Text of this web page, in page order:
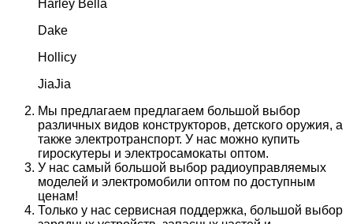
Harley Bella
Dake
Hollicy
JiaJia
Мы предлагаем предлагаем большой выбор
различных видов конструкторов, детского оружия, а
также электротранспорт. У нас можно купить
гироскутеры и электросамокаты оптом.
У нас самый большой выбор радиоуправляемых
моделей и электромобили оптом по доступным
ценам!
Только у нас сервисная поддержка, большой выбор